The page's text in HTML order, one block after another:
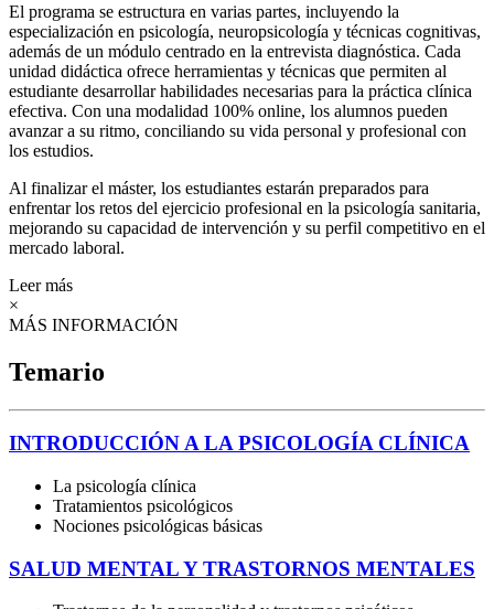
El programa se estructura en varias partes, incluyendo la
especialización en psicología, neuropsicología y técnicas cognitivas,
además de un módulo centrado en la entrevista diagnóstica. Cada
unidad didáctica ofrece herramientas y técnicas que permiten al
estudiante desarrollar habilidades necesarias para la práctica clínica
efectiva. Con una modalidad 100% online, los alumnos pueden
avanzar a su ritmo, conciliando su vida personal y profesional con
los estudios.
Al finalizar el máster, los estudiantes estarán preparados para
enfrentar los retos del ejercicio profesional en la psicología sanitaria,
mejorando su capacidad de intervención y su perfil competitivo en el
mercado laboral.
Leer más
×
MÁS INFORMACIÓN
Temario
INTRODUCCIÓN A LA PSICOLOGÍA CLÍNICA
La psicología clínica
Tratamientos psicológicos
Nociones psicológicas básicas
SALUD MENTAL Y TRASTORNOS MENTALES